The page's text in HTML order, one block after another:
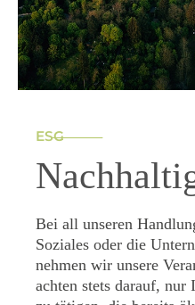
ESG
Bei all unseren
Soziales oder die
nehmen wir unsere
achten stets darauf,